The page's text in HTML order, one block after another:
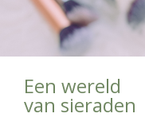
Een wereld
van sieraden